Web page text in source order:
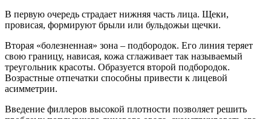
В первую очередь страдает нижняя часть лица. Щеки,
провисая, формируют брыли или бульдожьи щечки.
Вторая «болезненная» зона – подбородок. Его линия теряет
свою границу, нависая, кожа сглаживает так называемый
треугольник красоты. Образуется второй подбородок.
Возрастные отпечатки способны привести к лицевой
асимметрии.
Введение филлеров высокой плотности позволяет решить